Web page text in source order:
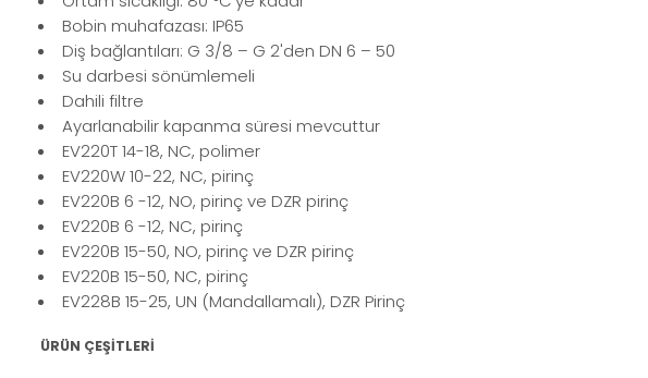
Bobin muhafazası: IP65
Diş bağlantıları: G 3/8 – G 2'den DN 6 – 50
Su darbesi sönümlemeli
Dahili filtre
Ayarlanabilir kapanma süresi mevcuttur
EV220T 14-18, NC, polimer
EV220W 10-22, NC, pirinç
EV220B 6 -12, NO, pirinç ve DZR pirinç
EV220B 6 -12, NC, pirinç
EV220B 15-50, NO, pirinç ve DZR pirinç
EV220B 15-50, NC, pirinç
EV228B 15-25, UN (Mandallamalı), DZR Pirinç
ÜRÜN ÇEŞİTLERİ